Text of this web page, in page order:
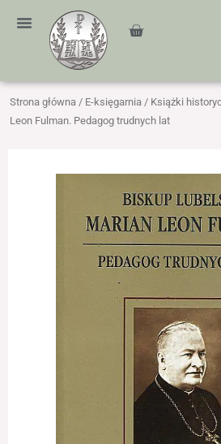
treści
Cart
Strona główna / E-księgarnia / Książki
Leon Fulman. Pedagog trudnych lat